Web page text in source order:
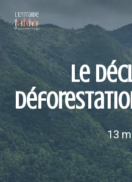
au
contenu
Le
13